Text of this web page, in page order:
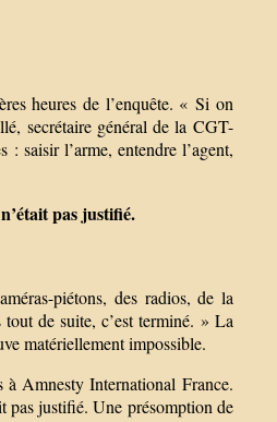
heures de l’enquête. « Si on
secrétaire général de la CGT-
saisir l’arme, entendre l’agent,
pas justifié.
piétons, des radios, de la
de suite, c’est terminé. » La
matériellement impossible.
Amnesty International France.
pas justifié. Une présomption de